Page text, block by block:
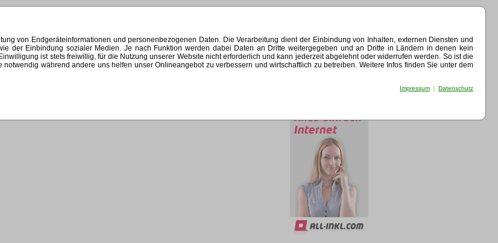
von Endgeräteinformationen und personenbezogenen Daten. Die Verarbeitung dient der Einbindung von Inhalten, externen Diensten und
der Einbindung sozialer Medien. Je nach Funktion werden dabei Daten an Dritte weitergegeben und an Dritte in Ländern in denen kein
ist stets freiwillig, für die Nutzung unserer Website nicht erforderlich und kann jederzeit abgelehnt oder widerrufen werden. So ist die
während andere uns helfen unser Onlineangebot zu verbessern und wirtschaftlich zu betreiben. Weitere Infos finden Sie unter dem
Impressum | Datenschutz